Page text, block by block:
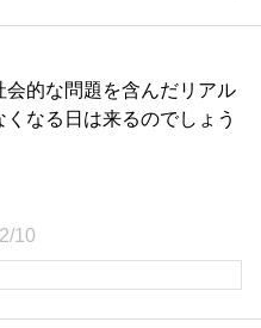
的な問題を含んだリアル
なる日は来るのでしょう
10